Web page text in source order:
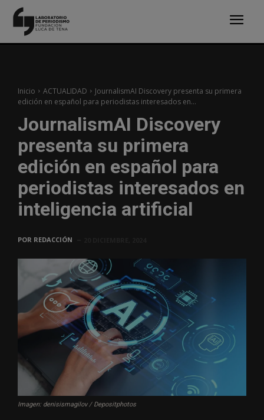
Inicio ACTUALIDAD
JournalismAI Discovery presenta su primera
edición en español para periodistas interesados en...
JournalismAI Discovery
presenta su primera
edición en español para
periodistas interesados en
inteligencia artificial
POR REDACCIÓN
Imagen: denisismagilov / Depositphotos